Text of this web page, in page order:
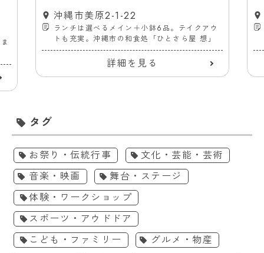
沖縄市美原2-1-22
ランチは選べるメイン＋小鉢6品。テイクアウ
トも充実。沖縄市の和食処「ひとさら屋 想」
詳細を見る
タグ
お祭り・伝統行事
文化・芸能・芸術
音楽・映画
舞台・ステージ
体験・ワークショップ
スポーツ・アウドドア
こども・ファミリー
グルメ・物産